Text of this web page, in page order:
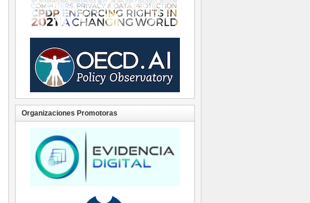
Organizaciones Promotoras